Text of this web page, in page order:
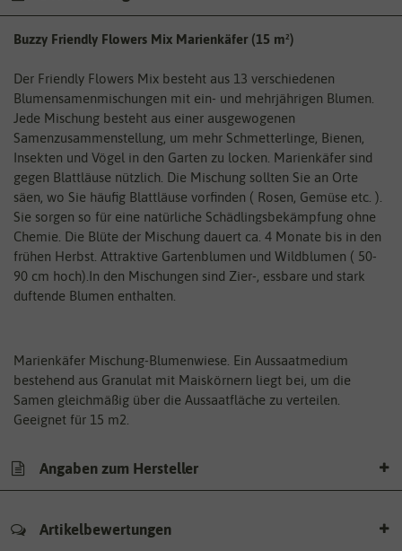
Buzzy Friendly Flowers Mix Marienkäfer (15 m²)
Der Friendly Flowers Mix besteht aus 13 verschiedenen
Blumensamenmischungen mit ein- und mehrjährigen Blumen.
Jede Mischung besteht aus einer ausgewogenen
Samenzusammenstellung, um mehr Schmetterlinge, Bienen,
Insekten und Vögel in den Garten zu locken. Marienkäfer sind
gegen Blattläuse nützlich. Die Mischung sollten Sie an Orte
säen, wo Sie häufig Blattläuse vorfinden ( Rosen, Gemüse etc. ).
Sie sorgen so für eine natürliche Schädlingsbekämpfung ohne
Chemie. Die Blüte der Mischung dauert ca. 4 Monate bis in den
frühen Herbst. Attraktive Gartenblumen und Wildblumen ( 50-
90 cm hoch).In den Mischungen sind Zier-, essbare und stark
duftende Blumen enthalten.
Marienkäfer Mischung-Blumenwiese. Ein Aussaatmedium
bestehend aus Granulat mit Maiskörnern liegt bei, um die
Samen gleichmäßig über die Aussaatfläche zu verteilen.
Geeignet für 15 m2.
Angaben zum Hersteller
Artikelbewertungen